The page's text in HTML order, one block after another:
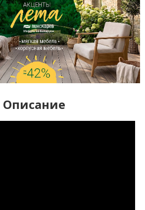
Описание